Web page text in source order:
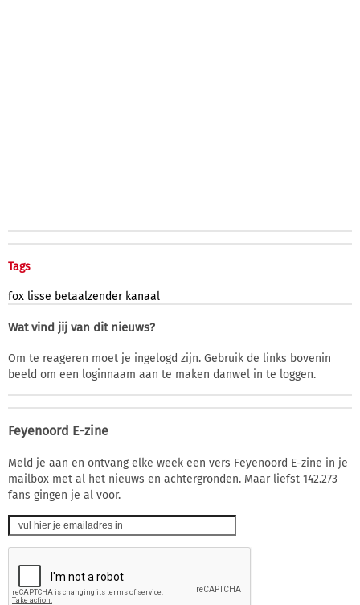
Tags
fox lisse betaalzender kanaal
Wat vind jij van dit nieuws?
Om te reageren moet je ingelogd zijn. Gebruik de links bovenin
beeld om een loginnaam aan te maken danwel in te loggen.
Feyenoord E-zine
Meld je aan en ontvang elke week een vers Feyenoord E-zine in je
mailbox met al het nieuws en achtergronden. Maar liefst 142.273
fans gingen je al voor.